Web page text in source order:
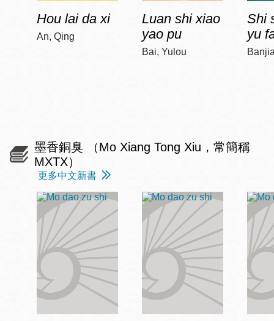
Hou lai da xi
An, Qing
Luan shi xiao
yao pu
Bai, Yulou
Shi
yu
墨香銅臭 （Mo Xiang Tong Xiu，常簡稱
MXTX）
更多中文新書